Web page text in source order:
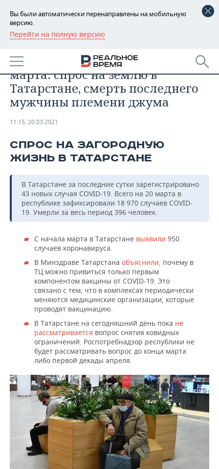
Вы были автоматически перенаправлены на мобильную
версию.
Перейти на полную версию
РЕГИОНЫ
БАШКОРТОСТАН
ТАТАРСТАН
УДМУРТИЯ
НОВОСТИ
АНАЛИТИКА
НОВОСТИ АНАЛИТИКИ
ДЕКЛАРАЦИИ О ДОХОДАХ
КОРОЛИ ГОСЗАКАЗА ПФО
КОМУ ПРИНАДЛЕЖАТ
ТОРГОВЫЕ ЦЕНТРЫ
ТАТАРСТАНА
ЭКОНОМИКА
НОВОСТИ ЭКОНОМИКИ
ФИНАНСЫ
БЮДЖЕТ
ИНВЕСТИЦИИ
ПРОМЫШЛЕННОСТЬ
НОВОСТИ
ПРОМЫШЛЕННОСТИ
АГРОПРОМ
МАШИНОСТРОЕНИЕ
НЕФТЕХИМИЯ
НЕФТЬ
ЭНЕРГЕТИКА
НЕДВИЖИМОСТЬ
НОВОСТИ АВТО
БИЗНЕС
НОВОСТИ БИЗНЕСА
РОЗНИЧНАЯ ТОРГОВЛЯ
ТРАНСПОРТ
УСЛУГИ
ТЕХНОЛОГИИ
НОВОСТИ ТЕХНОЛОГИЙ
МЕДИА
ТЕЛЕКОММУНИКАЦИИ
МЕРОПРИЯТИЯ
НОВОСТИ МЕРОПРИЯТИЙ
ВЫЕЗДНАЯ РЕДАКЦИЯ
БИЗНЕС-БРАНЧИ
ONLINE-КОНФЕРЕНЦИИ
ОТКРЫТАЯ ЛЕКЦИЯ
СПОРТ
НОВОСТИ СПОРТА
ФУТБОЛ
ХОККЕЙ
БАСКЕТБОЛ
ВОЛЕЙБОЛ
КИБЕРСПОРТ
ФИГУРНОЕ КАТАНИЕ
ВОДНЫЕ ВИДЫ СПОРТА
ХОККЕЙ С МЯЧОМ
ОБЩЕСТВО
НОВОСТИ ОБЩЕСТВА
ВЛАСТЬ
ИНФРАСТРУКТУРА
ИСТОРИЯ
КУЛЬТУРА
МЕДИЦИНА
ОБРАЗОВАНИЕ
ПРОИСШЕСТВИЯ
ФОТОГАЛЕРЕЯ
СЮЖЕТЫ
СПРАВОЧНИК
СПИСОК ПЕРСОН
СПИСОК КОМПАНИЙ
ПОЛНАЯ ВЕРСИЯ
Главное о коронавирусе на 20
марта: спрос на землю в
Татарстане, смерть последнего
мужчины племени джума
11:15, 20.03.2021
СПРОС НА ЗАГОРОДНУЮ
ЖИЗНЬ В ТАТАРСТАНЕ
В Татарстане за последние сутки зарегистрировано
43 новых случая COVID-19. Всего на 20 марта в
республике зафиксировали 18 970 случаев COVID-
19. Умерли за весь период 396 человек.
С начала марта в Татарстане выявили 950
случаев коронавируса.
В Минздраве Татарстана объяснили, почему в
ТЦ можно привиться только первым
компонентом вакцины от COVID-19. Это
связано с тем, что в комплексах периодически
меняются медицинские организации, которые
проводят вакцинацию.
В Татарстане на сегодняшний день пока не
рассматривается вопрос снятия ковидных
ограничений. Роспотребнадзор республики не
будет рассматривать вопрос до конца марта
либо первой декады апреля.